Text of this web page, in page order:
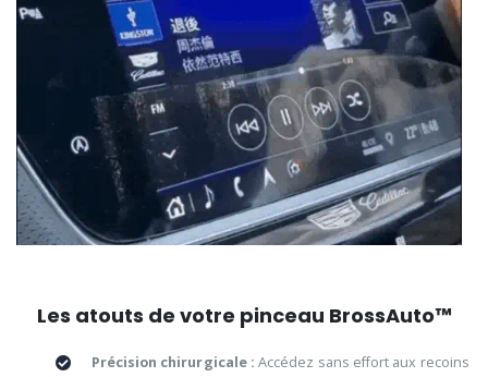
Les atouts de votre pinceau BrossAuto™
Précision chirurgicale : Accédez sans effort aux recoins